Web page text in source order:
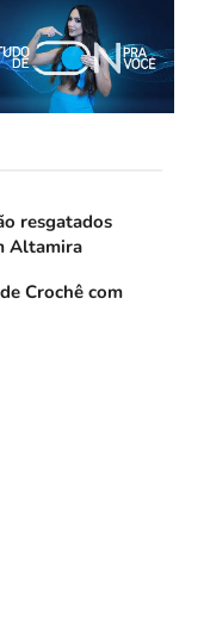
resgatados
Altamira
Crochê com